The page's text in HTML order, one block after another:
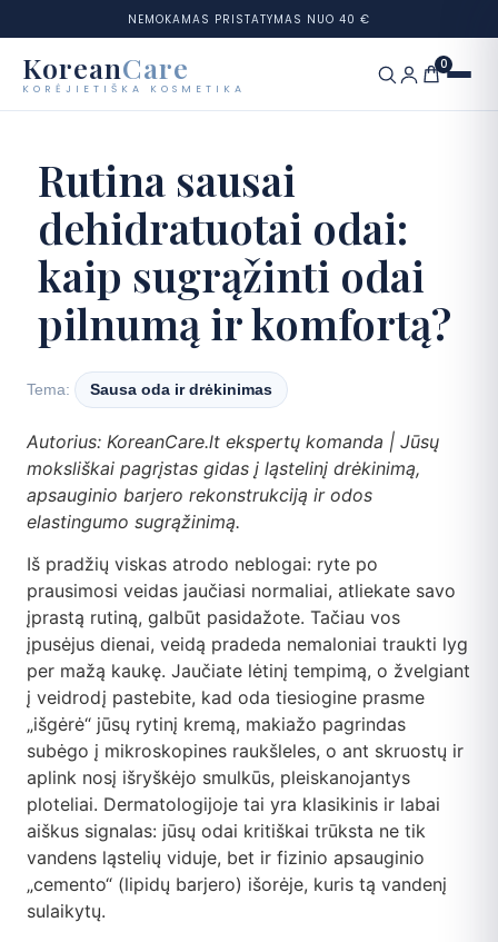
NEMOKAMAS PRISTATYMAS NUO 40 €
KoreanCare
KORĖJIETIŠKA KOSMETIKA
0
Kategorijos
Odos tipai
Rinkiniai
Odos testas
Tinklaraštis
DUK
Kontaktai
Apsipirkti
turinioRutina sausai
dehidratuotai odai:
kaip sugrąžinti odai
pilnumą ir komfortą?
Tema: Sausa oda ir drėkinimas
Autorius: KoreanCare.lt ekspertų komanda | Jūsų
moksliškai pagrįstas gidas į ląstelinį drėkinimą,
apsauginio barjero rekonstrukciją ir odos
elastingumo sugrąžinimą.
Iš pradžių viskas atrodo neblogai: ryte po
prausimosi veidas jaučiasi normaliai, atliekate savo
įprastą rutiną, galbūt pasidažote. Tačiau vos
įpusėjus dienai, veidą pradeda nemaloniai traukti lyg
per mažą kaukę. Jaučiate lėtinį tempimą, o žvelgiant
į veidrodį pastebite, kad oda tiesiogine prasme
„išgėrė“ jūsų rytinį kremą, makiažo pagrindas
subėgo į mikroskopines raukšleles, o ant skruostų ir
aplink nosį išryškėjo smulkūs, pleiskanojantys
ploteliai. Dermatologijoje tai yra klasikinis ir labai
aiškus signalas: jūsų odai kritiškai trūksta ne tik
vandens ląstelių viduje, bet ir fizinio apsauginio
„cemento“ (lipidų barjero) išorėje, kuris tą vandenį
sulaikytų.